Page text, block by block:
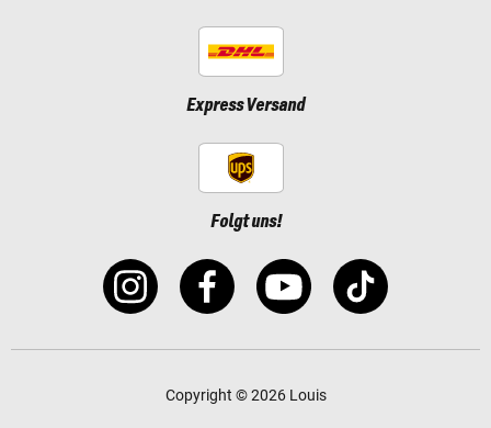
Express Versand
Folgt uns!
Copyright © 2026 Louis